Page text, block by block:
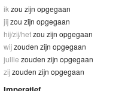
ik zou zijn opgegaan
jijzou zijn opgegaan
hij/zij/hetzou zijn opgegaan
wijzouden zijn opgegaan
jullie zouden zijn opgegaan
zijzouden zijn opgegaan